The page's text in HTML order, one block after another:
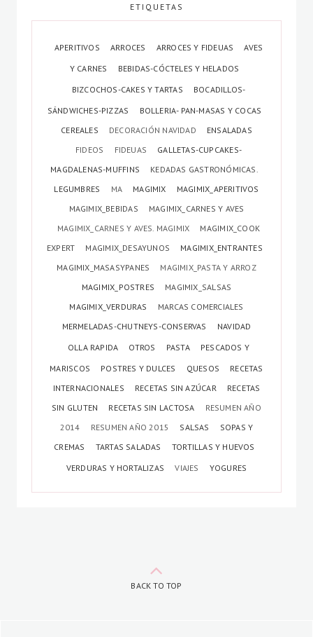
ETIQUETAS
APERITIVOS ARROCES ARROCES Y FIDEUAS
AVES
Y CARNES
BEBIDAS-CÓCTELES Y HELADOS
BIZCOCHOS-CAKES Y TARTAS
BOCADILLOS-
SÁNDWICHES-PIZZAS
BOLLERIA- PAN-MASAS Y COCAS
CEREALES
DECORACIÓN NAVIDAD
ENSALADAS
FIDEOS
FIDEUAS
GALLETAS-CUPCAKES-
MAGDALENAS-MUFFINS
KEDADAS GASTRONÓMICAS.
LEGUMBRES
MA MAGIMIX
MAGIMIX_APERITIVOS
MAGIMIX_BEBIDAS
MAGIMIX_CARNES Y AVES
MAGIMIX_CARNES Y AVES. MAGIMIX
MAGIMIX_COOK
EXPERT
MAGIMIX_DESAYUNOS
MAGIMIX_ENTRANTES
MAGIMIX_MASASYPANES
MAGIMIX_PASTA Y ARROZ
MAGIMIX_POSTRES
MAGIMIX_SALSAS
MAGIMIX_VERDURAS
MARCAS COMERCIALES
MERMELADAS-CHUTNEYS-CONSERVAS
NAVIDAD
OLLA RAPIDA
OTROS PASTA
PESCADOS Y
MARISCOS
POSTRES Y DULCES QUESOS
RECETAS
INTERNACIONALES
RECETAS SIN AZÚCAR
RECETAS
SIN GLUTEN
RECETAS SIN LACTOSA
RESUMEN AÑO
2014
RESUMEN AÑO 2015 SALSAS
SOPAS Y
CREMAS
TARTAS SALADAS
TORTILLAS Y HUEVOS
VERDURAS Y HORTALIZAS
VIAJES YOGURES
BACK TO TOP